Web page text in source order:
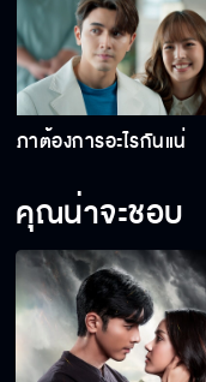
ภาต้องการอะไรกันแน่
คุณน่าจะชอบ